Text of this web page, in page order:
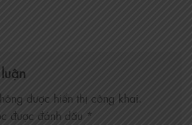
được hiển thị công khai.
được đánh dấu *